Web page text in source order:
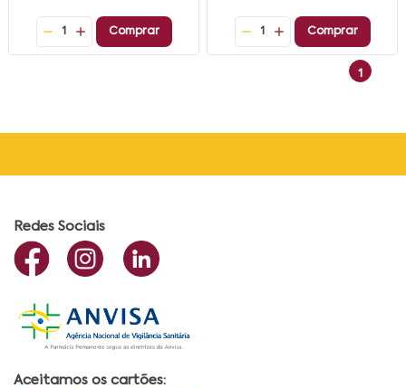
1 Comprar 1 Comprar
1
Redes Sociais
Aceitamos os cartões: